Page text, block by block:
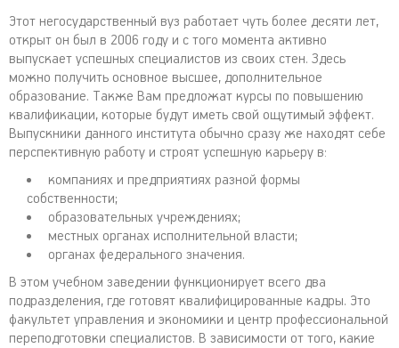
Этот негосударственный вуз работает чуть более десяти лет,
открыт он был в 2006 году и с того момента активно
выпускает успешных специалистов из своих стен. Здесь
можно получить основное высшее, дополнительное
образование. Также Вам предложат курсы по повышению
квалификации, которые будут иметь свой ощутимый эффект.
Выпускники данного института обычно сразу же находят себе
перспективную работу и строят успешную карьеру в:
компаниях и предприятиях разной формы
собственности;
образовательных учреждениях;
местных органах исполнительной власти;
органах федерального значения.
В этом учебном заведении функционирует всего два
подразделения, где готовят квалифицированные кадры. Это
факультет управления и экономики и центр профессиональной
переподготовки специалистов. В зависимости от того, какие